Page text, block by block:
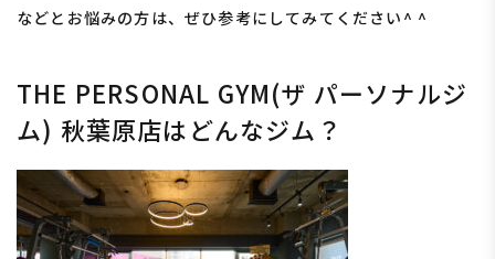
などとお悩みの方は、ぜひ参考にしてみてください^ ^
THE PERSONAL GYM(ザ パーソナルジ
ム) 秋葉原店はどんなジム？